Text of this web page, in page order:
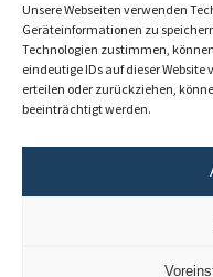
Unsere Webseiten verwenden
Geräteinformationen zu
Technologien zustimmen,
eindeutige IDs auf dieser
erteilen oder zurückziehen,
beeinträchtigt werden.
Cookie-Richtlinie (EU)